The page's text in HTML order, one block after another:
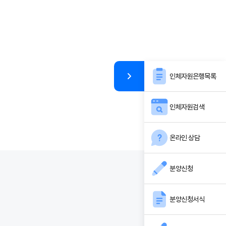
인체자원은행목록
인체자원검색
온라인 상담
분양신청
분양신청서식